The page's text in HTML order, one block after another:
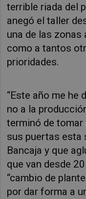
terrible riada del
anegó el taller
una de las zonas
como a tantos
prioridades.
“Este año me he
no a la
terminó de tomar
sus puertas esta
Bancaja y que
que van desde
“cambio de
por dar forma a